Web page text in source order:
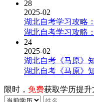
28
2025-02
湖北自考学习攻略
湖北自考学习攻略
24
2025-02
湖北自考《马原》
湖北自考《马原》
限时， 免费获取学历提升